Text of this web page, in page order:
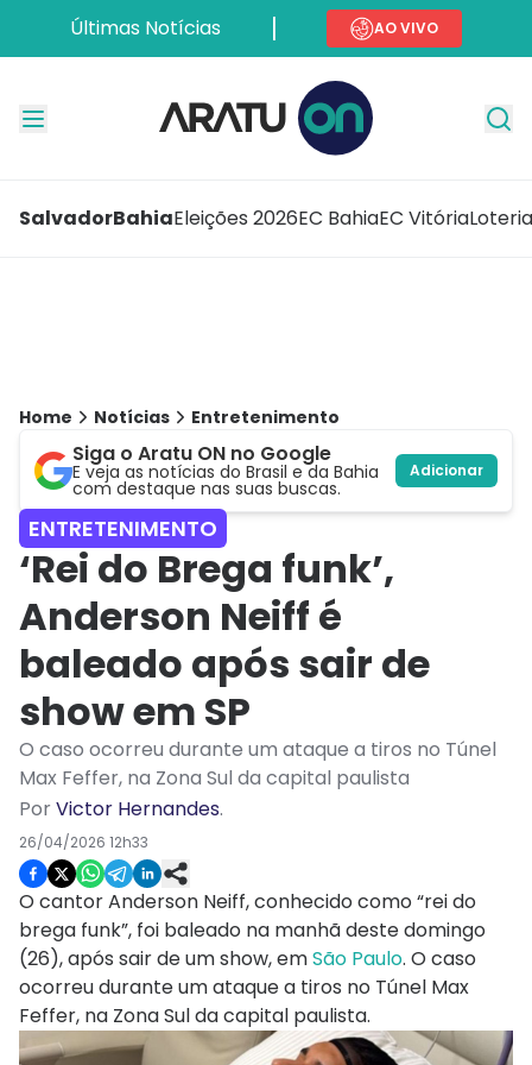
Últimas Notícias AO VIVO
SalvadorBahiaEleições 2026EC BahiaEC Vitória
Home Notícias Entretenimento
Siga o Aratu ON no Google
E veja as notícias do Brasil e da Bahia
com destaque nas suas buscas.
Adicionar
ENTRETENIMENTO
‘Rei do Brega funk’,
Anderson Neiff é
baleado após sair de
show em SP
O caso ocorreu durante um ataque a tiros no Túnel
Max Feffer, na Zona Sul da capital paulista
PorVictor Hernandes.
26/04/2026 12h33
O cantor Anderson Neiff, conhecido como “rei do
brega funk”, foi baleado na manhã deste domingo
(26), após sair de um show, emSão Paulo. O caso
ocorreu durante um ataque a tiros no Túnel Max
Feffer, na Zona Sul da capital paulista.